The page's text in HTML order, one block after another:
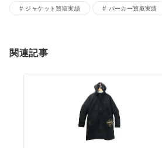
ジャケット買取実績 パーカー買取実績
関連記事